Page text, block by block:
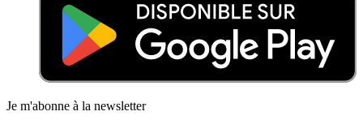
Je m'abonne à la newsletter